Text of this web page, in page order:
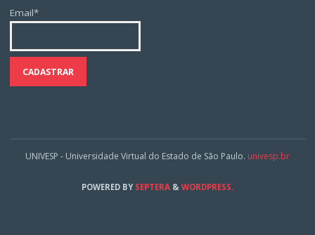
Email*
UNIVESP - Universidade Virtual do Estado de São Paulo. univesp.br
POWERED BYSEPTERA & WORDPRESS.